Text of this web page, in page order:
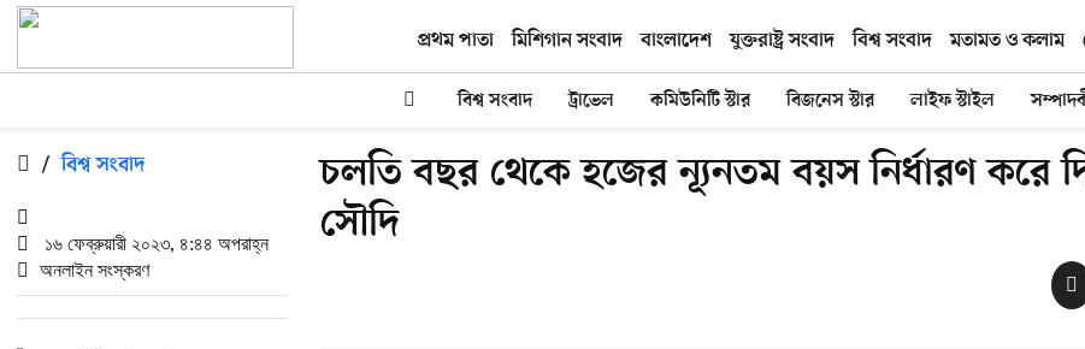
প্রথম পাতা মিশিগান সংবাদ বাংলাদেশ যুক্তরাষ্ট্র সংবাদ বিশ্ব সংবাদ মতামত ও কলাম
বিশ্ব সংবাদ ট্রাভেল কমিউনিটি স্টার বিজনেস স্টার লাইফ স্টাইল
/ বিশ্ব সংবাদ
১৬ ফেব্রুয়ারী ২০২৩, ৪:৪৪ অপরাহ্ন
অনলাইন সংস্করণ
চলতি বছর থেকে হজের ন্যূনতম বয়স নির্ধারণ করে
সৌদি